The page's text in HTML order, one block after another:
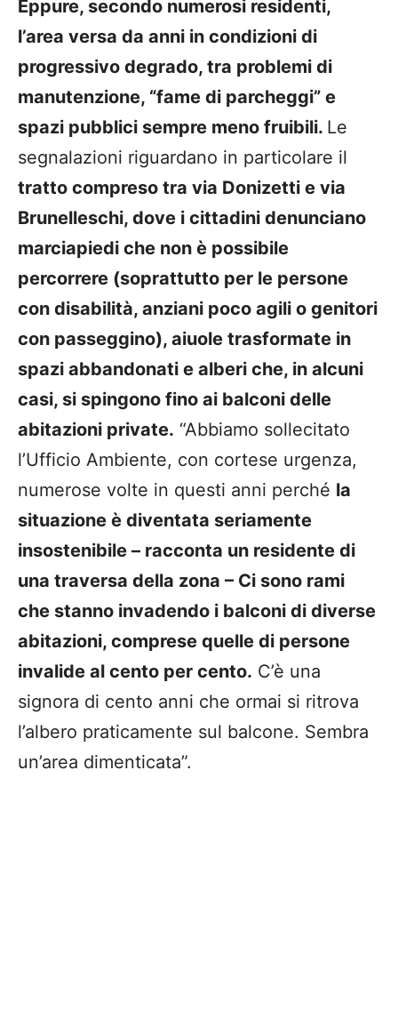
Eppure, secondo numerosi residenti,
l’area versa da anni in condizioni di
progressivo degrado, tra problemi di
manutenzione, “fame di parcheggi” e
spazi pubblici sempre meno fruibili. Le
segnalazioni riguardano in particolare il
tratto compreso tra via Donizetti e via
Brunelleschi, dove i cittadini denunciano
marciapiedi che non è possibile
percorrere (soprattutto per le persone
con disabilità, anziani poco agili o genitori
con passeggino), aiuole trasformate in
spazi abbandonati e alberi che, in alcuni
casi, si spingono fino ai balconi delle
abitazioni private. “Abbiamo sollecitato
l’Ufficio Ambiente, con cortese urgenza,
numerose volte in questi anni perché la
situazione è diventata seriamente
insostenibile – racconta un residente di
una traversa della zona – Ci sono rami
che stanno invadendo i balconi di diverse
abitazioni, comprese quelle di persone
invalide al cento per cento. C’è una
signora di cento anni che ormai si ritrova
l’albero praticamente sul balcone. Sembra
un’area dimenticata”.